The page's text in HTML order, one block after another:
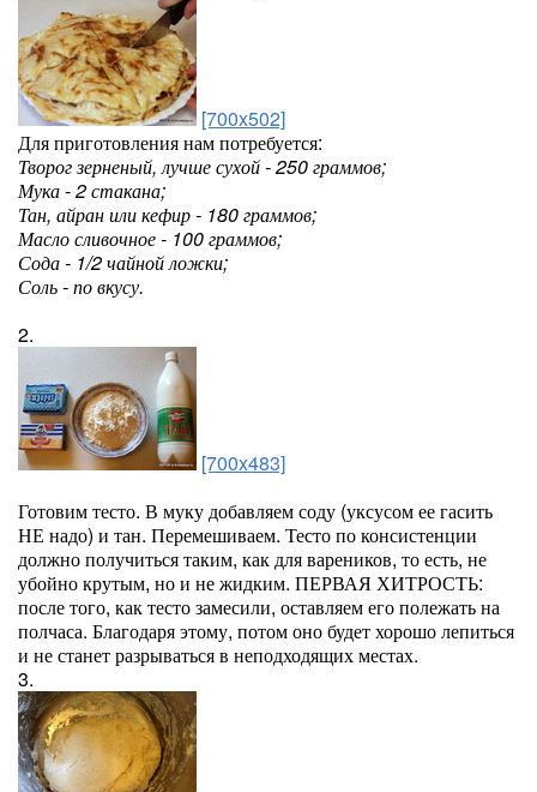
[700x502]
Для приготовления нам потребуется:
Творог зерненый, лучше сухой - 250 граммов;
Мука - 2 стакана;
Тан, айран или кефир - 180 граммов;
Масло сливочное - 100 граммов;
Сода - 1/2 чайной ложки;
Соль - по вкусу.
2.
[700x483]
Готовим тесто. В муку добавляем соду (уксусом ее гасить
НЕ надо) и тан. Перемешиваем. Тесто по консистенции
должно получиться таким, как для вареников, то есть, не
убойно крутым, но и не жидким. ПЕРВАЯ ХИТРОСТЬ:
после того, как тесто замесили, оставляем его полежать на
полчаса. Благодаря этому, потом оно будет хорошо лепиться
и не станет разрываться в неподходящих местах.
3.